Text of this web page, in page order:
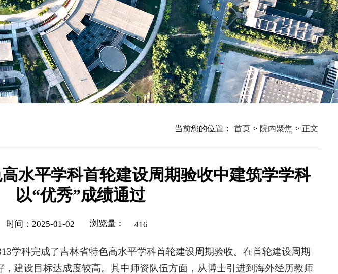
当前您的位置： 首页 > 院内聚焦 > 正文
水平学科首轮建设周期验收中建筑学学科
以“优秀”成绩通过
时间：2025-01-02 浏览量： 416
学科完成了吉林省特色高水平学科首轮建设周期验收。在首轮建设周期
建设目标达成度较高。其中师资队伍方面，从博士引进到海外经历教师